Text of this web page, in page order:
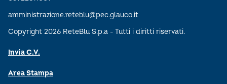
amministrazione.reteblu@pec.glauco.it
Copyright 2026 ReteBlu S.p.a - Tutti i diritti riservati.
Invia C.V.
Area Stampa